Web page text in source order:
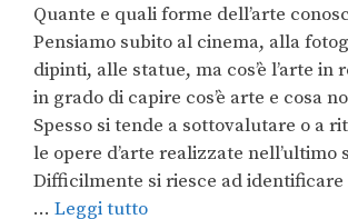
Quante e quali forme dell’arte
Pensiamo subito al cinema, alla
dipinti, alle statue, ma cos’è l’arte in
in grado di capire cos’è arte e cosa
Spesso si tende a sottovalutare o a
le opere d’arte realizzate nell’ultimo
Difficilmente si riesce ad
… Leggi tutto